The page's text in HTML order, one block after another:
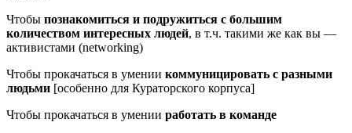
Чтобы познакомиться и подружиться с большим
количеством интересных людей, в т.ч. такими же как вы —
активистами (networking)
Чтобы прокачаться в умении коммуницировать с разными
людьми [особенно для Кураторского корпуса]
Чтобы прокачаться в умении работать в команде